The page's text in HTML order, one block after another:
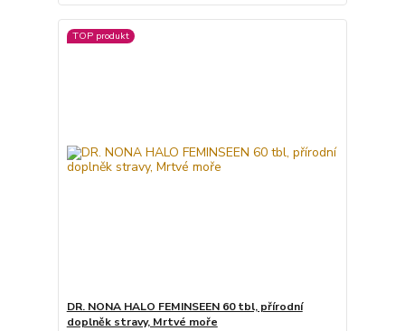
TOP produkt
DR. NONA HALO FEMINSEEN 60 tbl, přírodní
doplněk stravy, Mrtvé moře